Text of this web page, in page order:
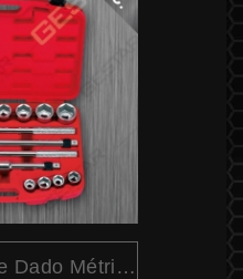
3/4" Dr.Juego de Dado Métrico